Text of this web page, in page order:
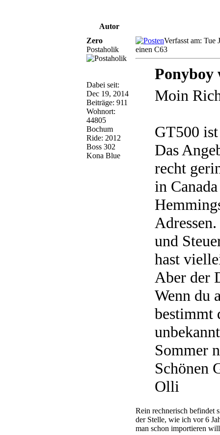
Autor
Zero
Postaholik
Dabei seit:
Dec 19, 2014
Beiträge: 911
Wohnort:
44805
Bochum
Ride: 2012
Boss 302
Kona Blue
Verfasst am: Tue
einen C63
Ponyboy
Moin
GT500
Das
recht
in
und
hast
Aber der
Wenn du
bestimmt
Sommer
Schönen
Olli
Rein rechnerisch befindet
der Stelle, wie ich vor 6
man schon importieren